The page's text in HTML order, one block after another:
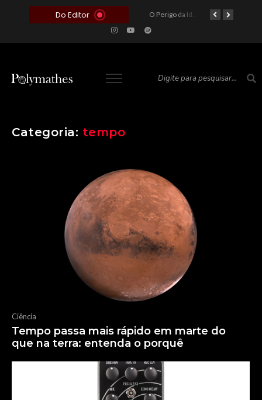
Do Editor
O Voto como Moeda: Clientelismo e o Analfabetismo Funcional Político no Brasil O Perigo da Ideologia Desenfreada na Justiça: Quando a Pauta Política Substitui a Pena Criminal
Categoria: tempo
Ciência
Tempo passa mais rápido em marte do
que na terra: entenda o porquê